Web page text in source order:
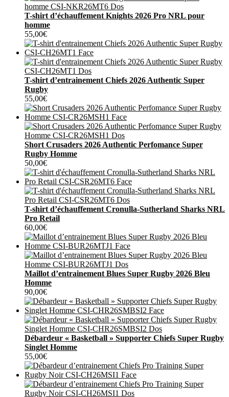
T-shirt d’échauffement Knights 2026 Pro NRL pour
homme
55,00€
T-shirt d’entrainement Chiefs 2026 Authentic Super
Rugby
55,00€
Short Crusaders 2026 Authentic Perfomance Super
Rugby Homme
50,00€
T-shirt d’échauffement Cronulla-Sutherland Sharks NRL
Pro Retail
60,00€
Maillot d’entrainement Blues Super Rugby 2026 Bleu
Homme
90,00€
Débardeur « Basketball » Supporter Chiefs Super Rugby
Singlet Homme
55,00€